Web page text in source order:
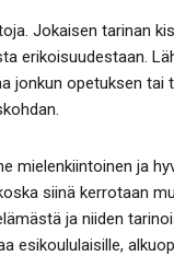
Jokaisen tarinan
erikoisuudestaan.
jonkun opetuksen tai
mielenkiintoinen ja
siinä kerrotaan
ja niiden
esikoululaisille,